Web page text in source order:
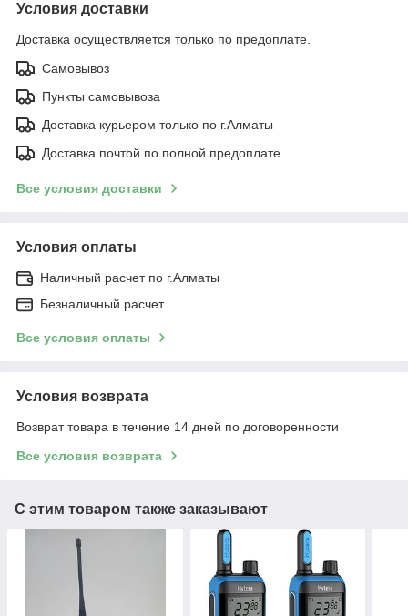
Условия доставки
Доставка осуществляется только по предоплате.
Самовывоз
Пункты самовывоза
Доставка курьером только по г.Алматы
Доставка почтой по полной предоплате
Все условия доставки
Условия оплаты
Наличный расчет по г.Алматы
Безналичный расчет
Все условия оплаты
Условия возврата
Возврат товара в течение 14 дней по договоренности
Все условия возврата
С этим товаром также заказывают